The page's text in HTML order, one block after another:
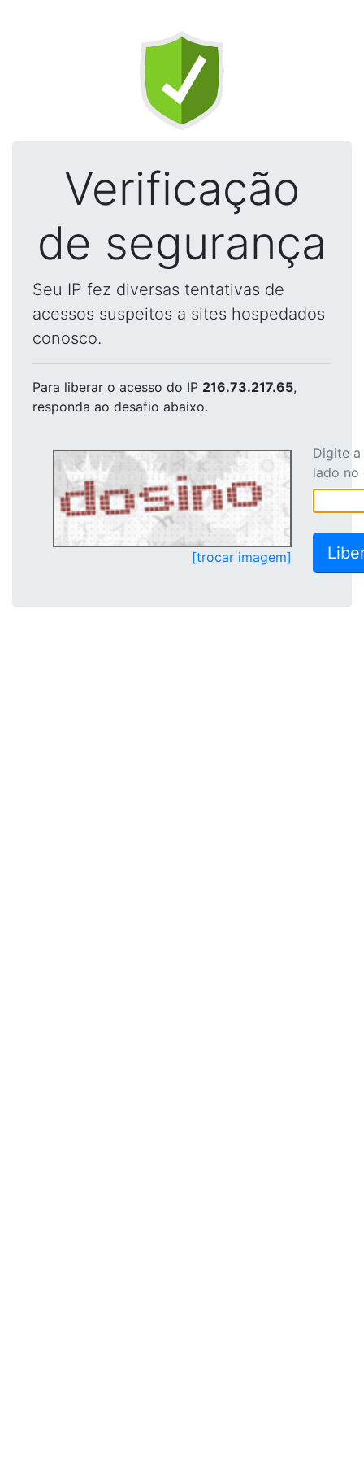
Verificação
de segurança
Seu IP fez diversas tentativas de
acessos suspeitos a sites hospedados
conosco.
Para liberar o acesso do IP 216.73.217.65,
responda ao desafio abaixo.
[trocar imagem]
Digite
lado no